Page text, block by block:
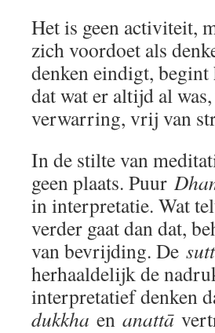
Het is geen activiteit,
zich voordoet als
denken eindigt,
dat wat er altijd al
verwarring, vrij van
In de stilte van
geen plaats. Puur
in interpretatie. Wat
verder gaat dan dat,
van bevrijding. De
herhaaldelijk de
interpretatief denken
dukkha en anattā